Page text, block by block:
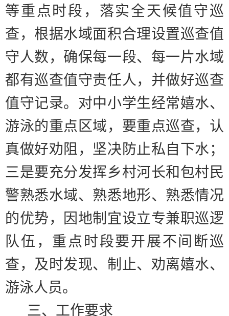
等重点时段，落实全天候值守巡
查，根据水域面积合理设置巡查值
守人数，确保每一段、每一片水域
都有巡查值守责任人，并做好巡查
值守记录。对中小学生经常嬉水、
游泳的重点区域，要重点巡查，认
真做好劝阻，坚决防止私自下水；
三是要充分发挥乡村河长和包村民
警熟悉水域、熟悉地形、熟悉情况
的优势，因地制宜设立专兼职巡逻
队伍，重点时段要开展不间断巡
查，及时发现、制止、劝离嬉水、
游泳人员。
三、工作要求